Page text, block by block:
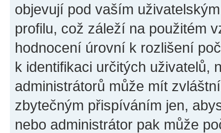
objevují pod vaším
profilu, což záleží na použitém
hodnocení úrovní k rozlišení
k identifikaci určitých uživatelů,
administrátorů může mít
zbytečným přispíváním jen,
nebo administrátor pak může